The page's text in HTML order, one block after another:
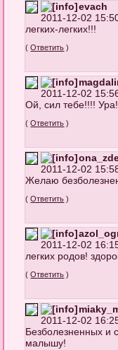
evach
2011-12-02
легких-легких!!!
(Ответить )
2011-12-02
Ой, сил тебе!!!!
(Ответить )
2011-12-02
Желаю
(Ответить )
2011-12-02
легких родов!
(Ответить )
2011-12-02
Безболезненных и
малышу!